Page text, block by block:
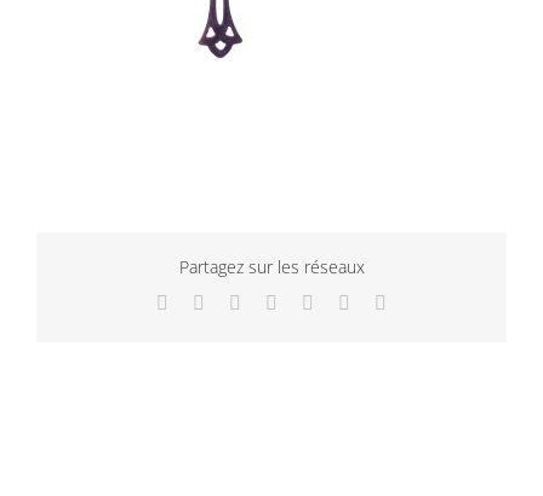
Partagez sur les réseaux
Facebook
TwitterLinkedInWhatsApp
TumblrPinterest